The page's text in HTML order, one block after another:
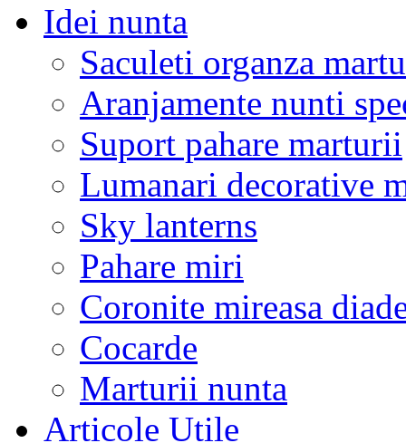
Idei nunta
Saculeti organza
Aranjamente nunti
Suport pahare marturii
Lumanari decorative
Sky lanterns
Pahare miri
Coronite mireasa
Cocarde
Marturii nunta
Articole Utile